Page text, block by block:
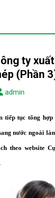
ty
(Phần
admin
tiếp tục tổng hợp
nước ngoài
theo website